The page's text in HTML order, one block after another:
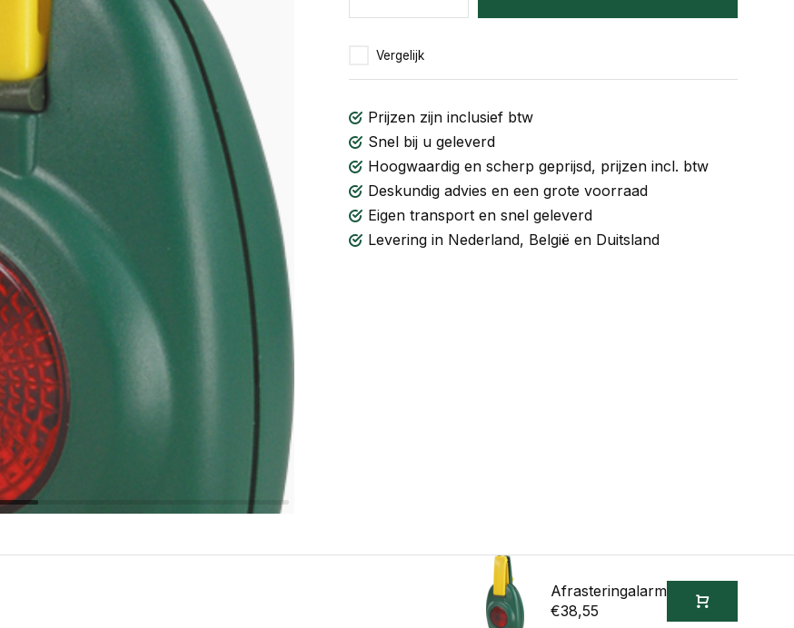
Vergelijk
Prijzen zijn inclusief btw
Snel bij u geleverd
Hoogwaardig en scherp geprijsd, prijzen incl. btw
Deskundig advies en een grote voorraad
Eigen transport en snel geleverd
Levering in Nederland, België en Duitsland
Afrasteringalarm
€38,55